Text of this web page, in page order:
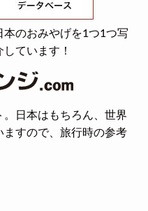
のおみやげを1つ1つ写
ています！
日本はもちろん、世界
すので、旅行時の参考